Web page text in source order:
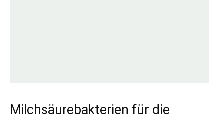
Milchsäurebakterien für die